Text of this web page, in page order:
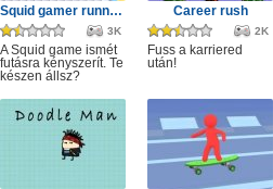
Squid gamer runner obstacle
3K
A Squid game ismét
futásra kényszerít. Te
készen állsz?
Career rush
2K
Fuss a karriered
után!